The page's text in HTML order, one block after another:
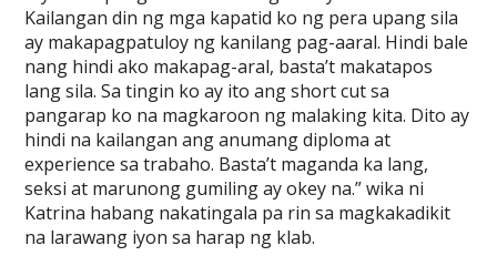
Kailangan din ng mga kapatid ko ng pera upang sila
ay makapagpatuloy ng kanilang pag-aaral. Hindi bale
nang hindi ako makapag-aral, basta’t makatapos
lang sila. Sa tingin ko ay ito ang short cut sa
pangarap ko na magkaroon ng malaking kita. Dito ay
hindi na kailangan ang anumang diploma at
experience sa trabaho. Basta’t maganda ka lang,
seksi at marunong gumiling ay okey na.” wika ni
Katrina habang nakatingala pa rin sa magkakadikit
na larawang iyon sa harap ng klab.